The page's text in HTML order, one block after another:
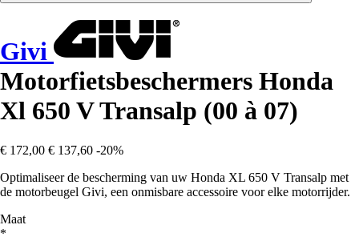
Givi
Motorfietsbeschermers Honda
Xl 650 V Transalp (00 à 07)
€ 172,00 € 137,60 -20%
Optimaliseer de bescherming van uw Honda XL 650 V Transalp met
de motorbeugel Givi, een onmisbare accessoire voor elke motorrijder.
Maat
*